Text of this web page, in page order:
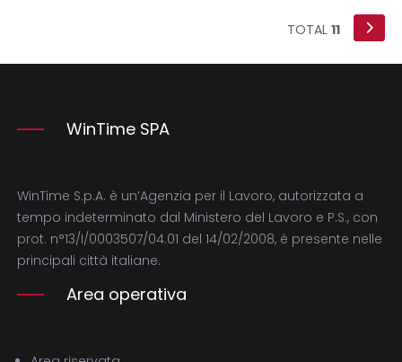
settore della gastronomia e/o macelleria -
con i clienti - Disponibilità immediata -
TOTAL 11
WinTime SPA
WinTime S.p.A. è un’Agenzia per il Lavoro, autorizzata a
tempo indeterminato dal Ministero del Lavoro e P.S., con
prot. n°13/I/0003507/04.01 del 14/02/2008, è presente nelle
principali città italiane.
Area operativa